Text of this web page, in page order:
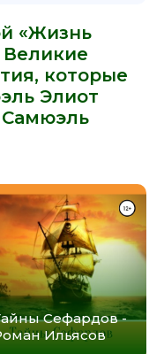
«Жизнь
которые
Элиот
Самюэль
Сефардов -
Ильясов